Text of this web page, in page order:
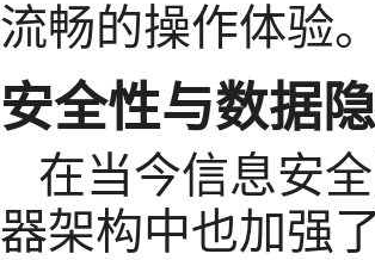
流畅的操作体验。
安全性与数据
在当今信息安
器架构中也加强